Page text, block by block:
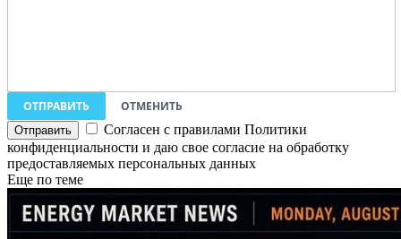
ОТПРАВИТЬ
ОТМЕНИТЬ
Согласен с правилами Политики
конфиденциальности и даю свое согласие на обработку
предоставляемых персональных данных
Еще по теме